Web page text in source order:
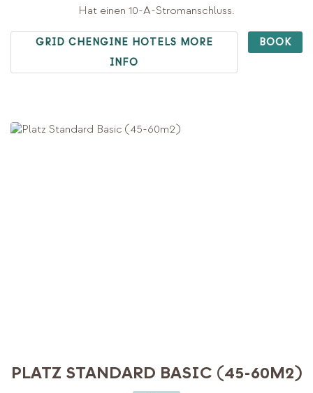
Hat einen 10-A-Stromanschluss.
GRID CHENGINE HOTELS MORE
INFO
BOOK
PLATZ STANDARD BASIC (45-60M2)